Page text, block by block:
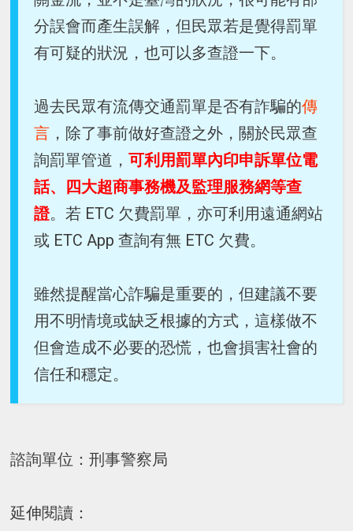
分誤會而產生誤解，但民眾若是覺得罰單
有可疑的狀況，也可以多查證一下。
過去民眾有流傳交通罰單是否有詐騙的傳
言 ，除了事前做好查證之外，關於民眾查
詢罰單管道，可利用罰單內印申訴單位電
話、四大超商事務機及監理服務網等查
證。若 ETC 欠費罰單，亦可利用遠通網站
或 ETC App 查詢有無 ETC 欠費。
雖然提醒當心詐騙是重要的，但建議不要
用不明情境或缺乏根據的方式，這樣做不
但會造成不必要的恐慌，也會損害社會的
信任和穩定。
諮詢單位：刑事警察局
延伸閱讀：